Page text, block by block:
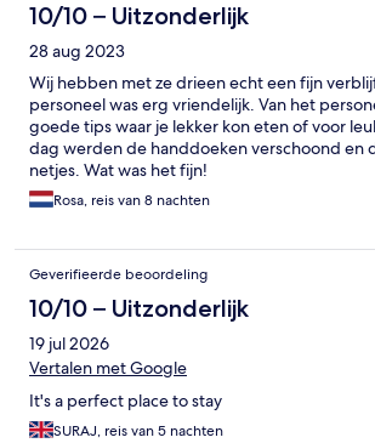
10/10 – Uitzonderlijk
28 aug 2023
Wij hebben met ze drieen echt een fijn
personeel was erg vriendelijk. Van het
goede tips waar je lekker kon eten of voor
dag werden de handdoeken verschoond en
netjes. Wat was het fijn!
Rosa, reis van 8 nachten
Geverifieerde beoordeling
10/10 – Uitzonderlijk
19 jul 2026
Vertalen met Google
It's a perfect place to stay
SURAJ, reis van 5 nachten